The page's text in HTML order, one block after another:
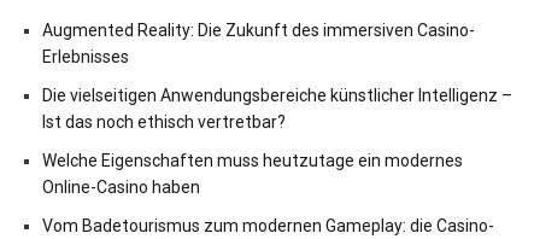
Augmented Reality: Die Zukunft des immersiven Casino-
Erlebnisses
Die vielseitigen Anwendungsbereiche künstlicher Intelligenz –
Ist das noch ethisch vertretbar?
Welche Eigenschaften muss heutzutage ein modernes
Online-Casino haben
Vom Badetourismus zum modernen Gameplay: die Casino-